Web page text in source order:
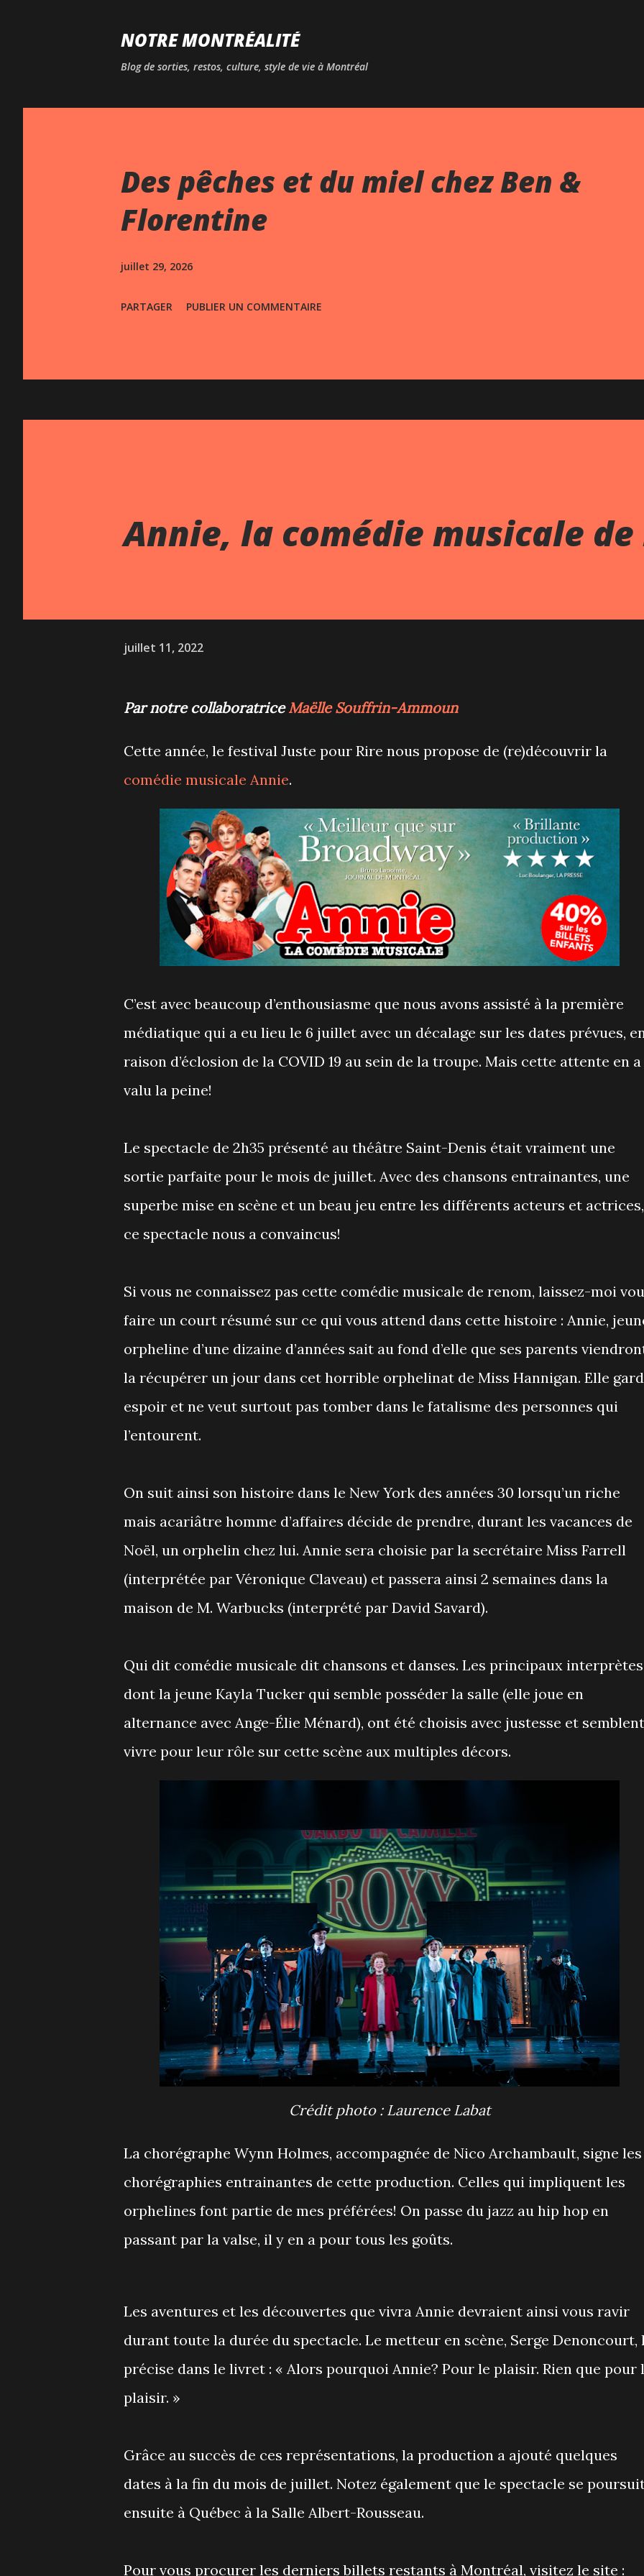
NOTRE MONTRÉALITÉ
Blog de sorties, restos, culture, style de vie à Montréal
Des pêches et du miel chez Ben &
Florentine
juillet 29, 2026
PARTAGER PUBLIER UN COMMENTAIRE
Annie, la comédie musicale
juillet 11, 2022
Par notre collaboratriceMaëlle Souffrin-Ammoun
Cette année, le festival Juste pour Rire nous propose de (re)découvrir la
comédie musicale Annie.
C’est avec beaucoup d’enthousiasme que nous avons assisté à la première
médiatique qui a eu lieu le 6 juillet avec un décalage sur les dates prévues,
raison d’éclosion de la COVID 19 au sein de la troupe. Mais cette attente en a
valu la peine!
Le spectacle de 2h35 présenté au théâtre Saint-Denis était vraiment une
sortie parfaite pour le mois de juillet. Avec des chansons entrainantes, une
superbe mise en scène et un beau jeu entre les différents acteurs et actrices,
ce spectacle nous a convaincus!
Si vous ne connaissez pas cette comédie musicale de renom, laissez-moi
faire un court résumé sur ce qui vous attend dans cette histoire : Annie,
orpheline d’une dizaine d’années sait au fond d’elle que ses parents
la récupérer un jour dans cet horrible orphelinat de Miss Hannigan. Elle
espoir et ne veut surtout pas tomber dans le fatalisme des personnes qui
l’entourent.
On suit ainsi son histoire dans le New York des années 30 lorsqu’un riche
mais acariâtre homme d’affaires décide de prendre, durant les vacances de
Noël, un orphelin chez lui. Annie sera choisie par la secrétaire Miss Farrell
(interprétée par Véronique Claveau) et passera ainsi 2 semaines dans la
maison de M. Warbucks (interprété par David Savard).
Qui dit comédie musicale dit chansons et danses. Les principaux
dont la jeune Kayla Tucker qui semble posséder la salle (elle joue en
alternance avec Ange-Élie Ménard), ont été choisis avec justesse et semblent
vivre pour leur rôle sur cette scène aux multiples décors.
Crédit photo : Laurence Labat
La chorégraphe Wynn Holmes, accompagnée de Nico Archambault, signe les
chorégraphies entrainantes de cette production. Celles qui impliquent les
orphelines font partie de mes préférées! On passe du jazz au hip hop en
passant par la valse, il y en a pour tous les goûts.
Les aventures et les découvertes que vivra Annie devraient ainsi vous ravir
durant toute la durée du spectacle. Le metteur en scène, Serge Denoncourt,
précise dans le livret : « Alors pourquoi Annie? Pour le plaisir. Rien que pour
plaisir. »
Grâce au succès de ces représentations, la production a ajouté quelques
dates à la fin du mois de juillet. Notez également que le spectacle se
ensuite à Québec à la Salle Albert-Rousseau.
Pour vous procurer les derniers billets restants à Montréal, visitez le site :